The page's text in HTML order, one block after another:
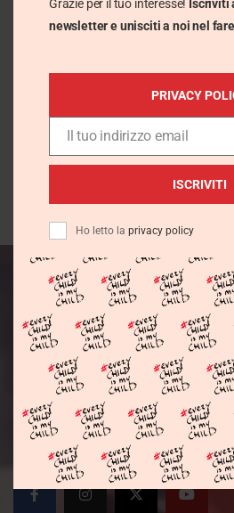
Connettiti con la nostra
per condividere speranza e
SEGUICI SU :
Grazie per il tuo interesse! Iscriviti
newsletter e unisciti a noi nel
PRIVACY
Email
Il tuo indirizzo email
ISCRIVITI
Ho letto la privacy policy